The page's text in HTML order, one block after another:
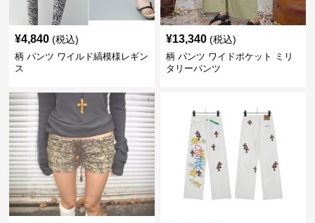
¥4,840 (税込)
柄 パンツ ワイルド縞模様レギン
ス
¥13,340 (税込)
柄 パンツ ワイドポケット ミリ
タリーパンツ